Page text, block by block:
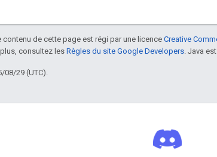
de cette page est régi par une licence Creative
consultez les Règles du site Google Developers . Java
08/29 (UTC).